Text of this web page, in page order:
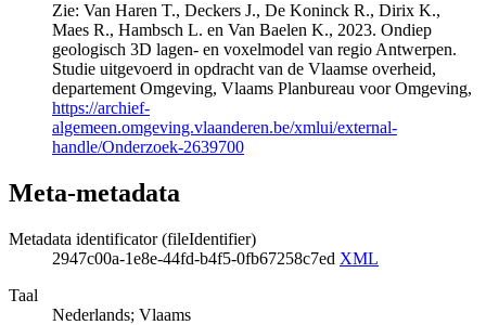
Zie: Van Haren T., Deckers J., De Koninck R., Dirix K.,
Maes R., Hambsch L. en Van Baelen K., 2023. Ondiep
geologisch 3D lagen- en voxelmodel van regio Antwerpen.
Studie uitgevoerd in opdracht van de Vlaamse overheid,
departement Omgeving, Vlaams Planbureau voor Omgeving,
https://archief-
algemeen.omgeving.vlaanderen.be/xmlui/external-
handle/Onderzoek-2639700
Meta-metadata
Metadata identificator (fileIdentifier)
2947c00a-1e8e-44fd-b4f5-0fb67258c7ed XML
Taal
Nederlands; Vlaams